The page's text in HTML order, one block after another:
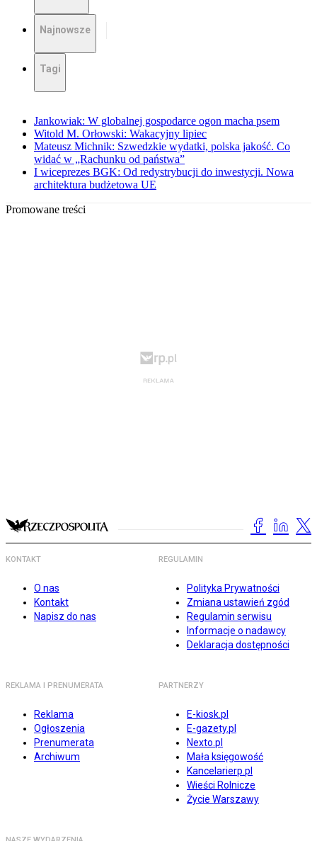
Najnowsze
Tagi
Jankowiak: W globalnej gospodarce ogon macha psem
Witold M. Orłowski: Wakacyjny lipiec
Mateusz Michnik: Szwedzkie wydatki, polska jakość. Co
widać w „Rachunku od państwa”
I wiceprezes BGK: Od redystrybucji do inwestycji. Nowa
architektura budżetowa UE
Promowane treści
KONTAKT
O nas
Kontakt
Napisz do nas
REGULAMIN
Polityka Prywatności
Zmiana ustawień zgód
Regulamin serwisu
Informacje o nadawcy
Deklaracja dostępności
REKLAMA I PRENUMERATA
Reklama
Ogłoszenia
Prenumerata
Archiwum
PARTNERZY
E-kiosk.pl
E-gazety.pl
Nexto.pl
Mała księgowość
Kancelarierp.pl
Wieści Rolnicze
Życie Warszawy